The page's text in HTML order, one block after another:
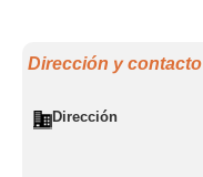
Dirección y contacto
Dirección